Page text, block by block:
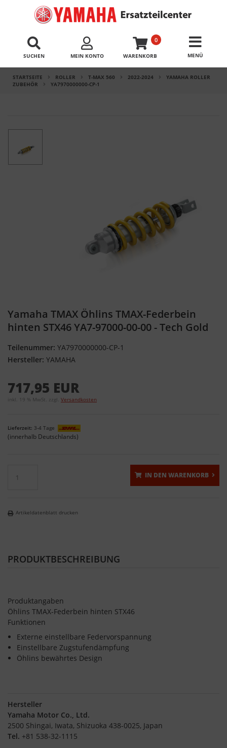
SUCHEN MEIN KONTO
0
WARENKORB
STARTSEITE ROLLER T-MAX 560 2022-2024
YAMAHA ROLLER
ZUBEHÖR
YA7970000000-CP-1
Yamaha TMAX Öhlins TMAX-Federbein
hinten STX46 YA7-97000-00-00 - Tech Gold
Teilenummer: YA7970000000-CP-1
Hersteller: YAMAHA
717,95 EUR
inkl. 19 % MwSt. zzgl. Versandkosten
Lieferzeit: 3-4 Tage
(innerhalb Deutschlands)
IN DEN WARENKORB
Artikeldatenblatt drucken
PRODUKTBESCHREIBUNG
Produktangaben
Öhlins TMAX-Federbein hinten STX46
Funktionen
Externe einstellbare Federvorspannung
Einstellbare Zugstufendämpfung
Öhlins bewährtes Design
Hersteller
Yamaha Motor Co., Ltd.
2500 Shingai, Iwata, Shizuoka 438-0025, Japan
Tel. +81 538-32-1115